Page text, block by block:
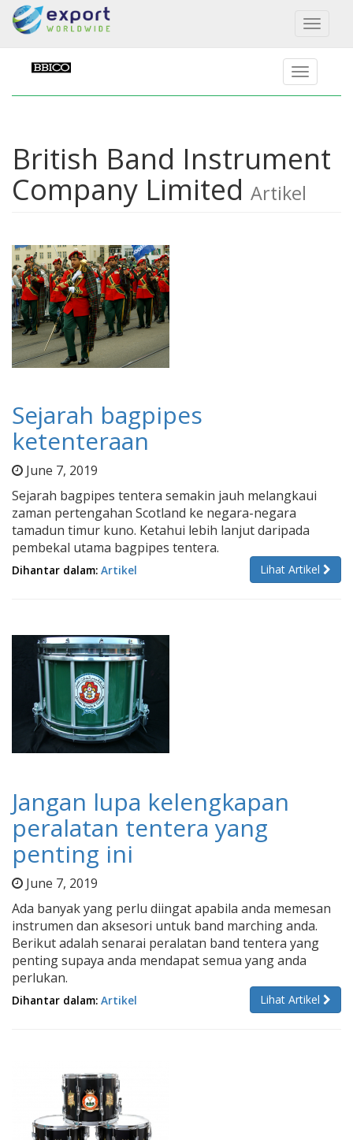
Toggle
British Band Instrument
Company Limited Artikel
Sejarah bagpipes
ketenteraan
June 7, 2019
Sejarah bagpipes tentera semakin jauh melangkaui
zaman pertengahan Scotland ke negara-negara
tamadun timur kuno. Ketahui lebih lanjut daripada
pembekal utama bagpipes tentera.
Lihat Artikel
Dihantar dalam: Artikel
Jangan lupa kelengkapan
peralatan tentera yang
penting ini
June 7, 2019
Ada banyak yang perlu diingat apabila anda memesan
instrumen dan aksesori untuk band marching anda.
Berikut adalah senarai peralatan band tentera yang
penting supaya anda mendapat semua yang anda
perlukan.
Lihat Artikel
Dihantar dalam: Artikel